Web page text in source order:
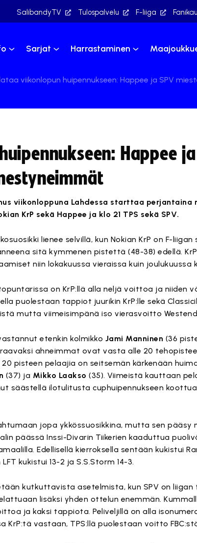
SalibandyTV Tulospalvelu F-liiga
Sarjat Harrastaminen
viikonlopun huipennukseen: Happee ja SPV
Happee
viikonloppuna Lahdessa starttaa perjantaina
KrP sekä Happee ja klo 21 TPS sekä SPV.
lienee selvillä, kun Nokian KrP on F-
sitä kymmenen pistettä (48-38) edellä.
niin lokakuussa vieraissa kuin joulukuussa
on KrP:llä alla neljä voittoa ja niiden
puolestaan tappiot juurikin KrP:lle sekä
mutta viimeisimpänä iso vierasvoitto
etenkin kolmikko Jami Manninen (36
ahneimmat ovat vasta alle 20
pisteen pelaajia on seitsemän kärkenään
(37) ja Mikko Laakso (35). Viimeistä kauttaan
säästellä ilotulitusta cuphuipennukseen
jopa ykkössuosikkina, mutta sen pääsy
päässä Inssi-Divarin Tiikerien kaaduttua
Edellisellä kierroksella sentään kukistui
kukistui 13-2 ja S.S.Storm 14-3.
kutkuttavista asetelmista, kun SPV on liigan
lisäksi yhden ottelun enemmän.
ja kaksi tappiota. Peliveljillä on alla
KrP:tä vastaan, TPS:llä puolestaan voitto